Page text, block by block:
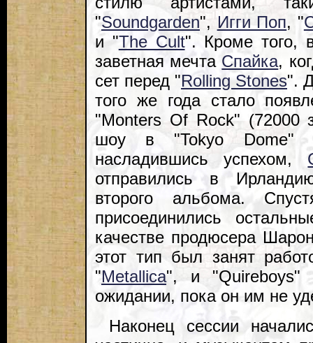
"Soundgarden", Игги Поп, "
и "The Cult". Кроме того,
заветная мечта Спайка,
сет перед "Rolling Stones".
того же года стало
"Monters Of Rock" (72000
шоу в "Tokyo Dome"
насладившись успехом,
отправились в
второго альбома.
присоединились
качестве продюсера
этот тип был занят
"Metallica", и "Quireboys"
ожидании, пока он им не
Наконец сессии